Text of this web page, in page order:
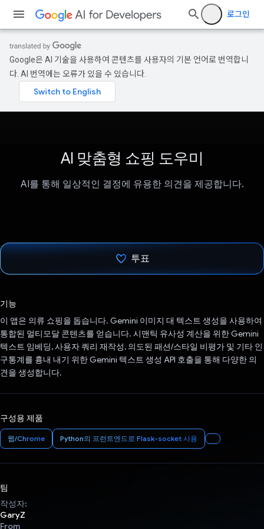
로그인
Google은 AI 기술을 사용하여 콘텐츠를 사용자의 기본 언어로 번역합니
다. AI 번역에는 오류가 있을 수 있습니다.
AI 맞춤형 쇼핑 도우미
AI를 통해 일상적인 결정에 유용한 의견을 제공합니다.
투표
기능
이 앱은 의류 쇼핑을 돕습니다. Gemini 이미지 대 텍스트 생성을 사용하여
통합된 멀티모달 콘텐츠를 얻습니다. 시맨틱 유사성 계산을 위한 Gemini
텍스트 임베딩, 사용자 쿼리 재작성, 의도된 패션/스타일 비평가 및 기타 인
구통계를 흉내 내기 위한 Gemini 텍스트 생성 API 호출을 통해 다양한 의
견을 생성합니다.
구성용 제품
웹/Chrome Python의 프런트엔드로 Flask-socket 사용
팀
작성자:
GaryZ
From